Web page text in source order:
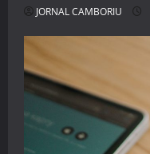
JORNAL CAMBORIU